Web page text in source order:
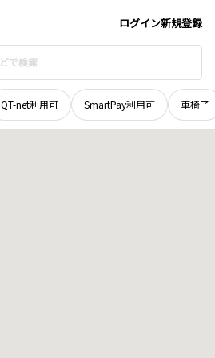
ログイン新規登録
QT-net利用可 SmartPay利用可 車椅子